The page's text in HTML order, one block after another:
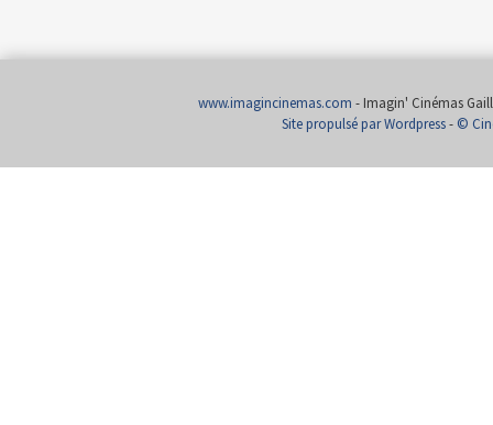
www.imagincinemas.com - Imagin' Cinémas
Site propulsé par Wordpress- ©